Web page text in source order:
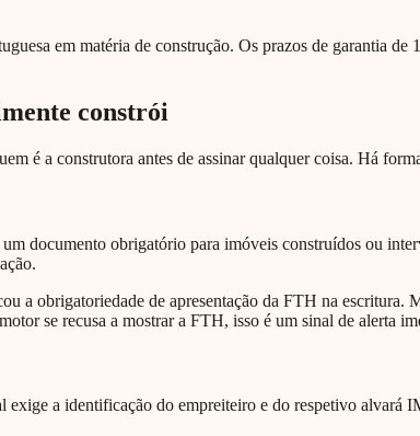
em matéria de construção. Os prazos de garantia
constrói
é a construtora antes de assinar qualquer coisa. Há
documento obrigatório para imóveis construídos ou
a obrigatoriedade de apresentação da FTH na
se recusa a mostrar a FTH, isso é um sinal de alerta
a identificação do empreiteiro e do respetivo